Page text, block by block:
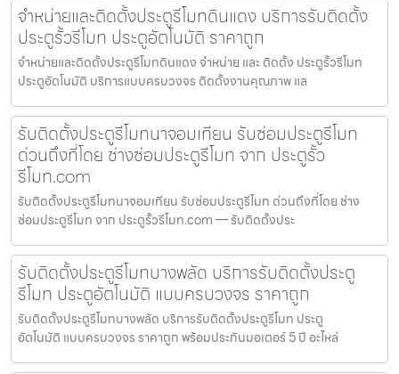
จำหน่ายและติดตั้งประตูรีโมทดินแดง บริการรับติดตั้ง
ประตูรั้วรีโมท ประตูอัตโนมัติ ราคาถูก
จำหน่ายและติดตั้งประตูรีโมทดินแดง จำหน่าย และ ติดตั้ง ประตูรั้วรีโมท
ประตูอัตโนมัติ บริการแบบครบวงจร ติดตั้งงานคุณภาพ แล
รับติดตั้งประตูรีโมทนาจอมเทียน รับซ่อมประตูรีโมท
ด่วนถึงที่โดย ช่างซ่อมประตูรีโมท จาก ประตูรั้ว
รีโมท.com
รับติดตั้งประตูรีโมทนาจอมเทียน รับซ่อมประตูรีโมท ด่วนถึงที่โดย ช่าง
ซ่อมประตูรีโมท จาก ประตูรั้วรีโมท.com — รับติดตั้งประ
รับติดตั้งประตูรีโมทบางพลัด บริการรับติดตั้งประตู
รีโมท ประตูอัตโนมัติ แบบครบวงจร ราคาถูก
รับติดตั้งประตูรีโมทบางพลัด บริการรับติดตั้งประตูรีโมท ประตู
อัตโนมัติ แบบครบวงจร ราคาถูก พร้อมประกันมอเตอร์ 5 ปี อะไหล่